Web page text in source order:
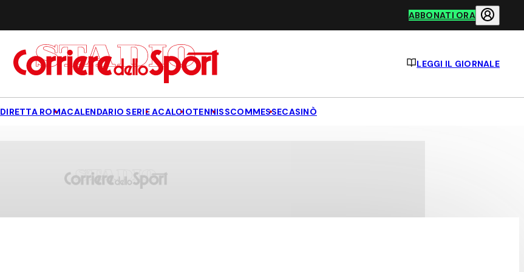
ABBONATI ORA
LEGGI IL GIORNALE
DIRETTA ROMACALENDARIO SERIE ACALCIOTENNISSCOMMESSECASINÒ